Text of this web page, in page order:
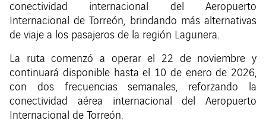
conectividad internacional del Aeropuerto
Internacional de Torreón, brindando más alternativas
de viaje a los pasajeros de la región Lagunera.
La ruta comenzó a operar el 22 de noviembre y
continuará disponible hasta el 10 de enero de 2026,
con dos frecuencias semanales, reforzando la
conectividad aérea internacional del Aeropuerto
Internacional de Torreón.